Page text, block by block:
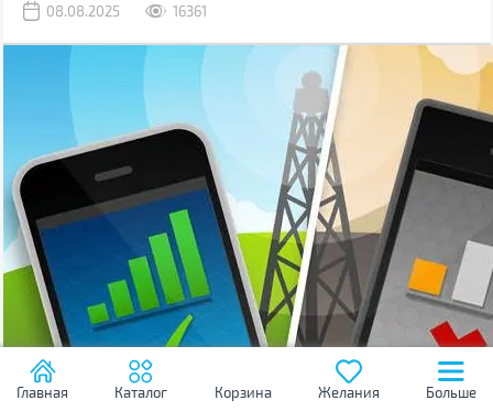
процессоров.
08.08.2025 16361
Главная Каталог Корзина Желания Больше